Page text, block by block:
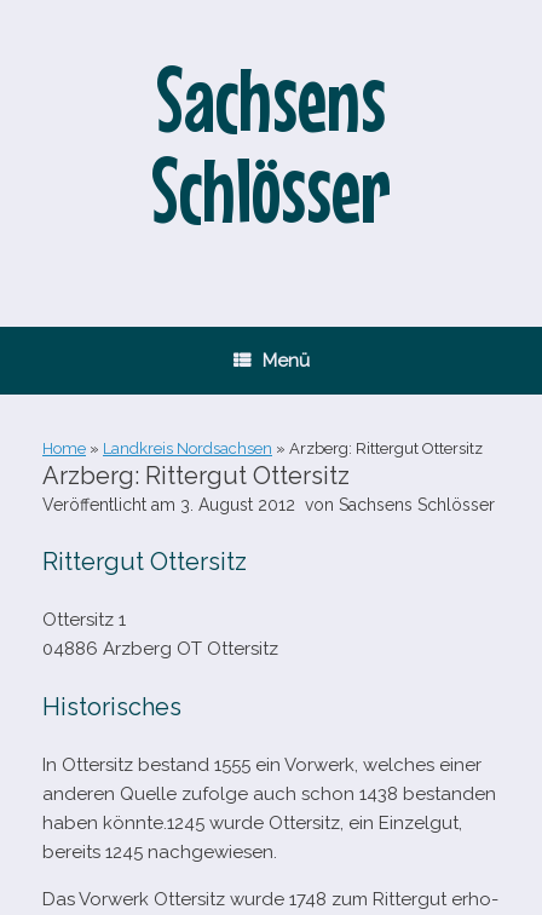
Sachsens
Schlösser
Menü
Home » Landkreis Nordsachsen » Arzberg: Rittergut Ottersitz
Arzberg: Rittergut Ottersitz
Veröffentlicht am 3. August 2012 von Sachsens Schlösser
Rittergut Ottersitz
Ottersitz 1
04886 Arzberg OT Ottersitz
Historisches
In Ottersitz bestand 1555 ein Vorwerk, wel­ches einer
ande­ren Quelle zufolge auch schon 1438 bestan­den
haben könnte.1245 wurde Ottersitz, ein Einzelgut,
bereits 1245 nachgewiesen.
Das Vorwerk Ottersitz wurde 1748 zum Rittergut erho­